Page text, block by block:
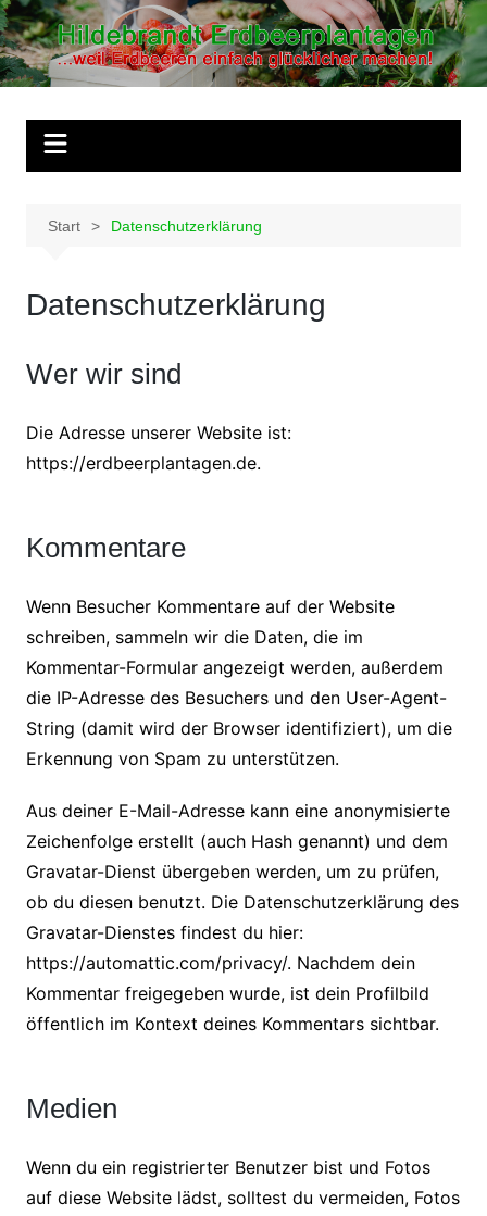
Zum
Inhalt
springen
Start Datenschutzerklärung
Datenschutzerklärung
Wer wir sind
Die Adresse unserer Website ist:
https://erdbeerplantagen.de.
Kommentare
Wenn Besucher Kommentare auf der Website
schreiben, sammeln wir die Daten, die im
Kommentar-Formular angezeigt werden, außerdem
die IP-Adresse des Besuchers und den User-Agent-
String (damit wird der Browser identifiziert), um die
Erkennung von Spam zu unterstützen.
Aus deiner E-Mail-Adresse kann eine anonymisierte
Zeichenfolge erstellt (auch Hash genannt) und dem
Gravatar-Dienst übergeben werden, um zu prüfen,
ob du diesen benutzt. Die Datenschutzerklärung des
Gravatar-Dienstes findest du hier:
https://automattic.com/privacy/. Nachdem dein
Kommentar freigegeben wurde, ist dein Profilbild
öffentlich im Kontext deines Kommentars sichtbar.
Medien
Wenn du ein registrierter Benutzer bist und Fotos
auf diese Website lädst, solltest du vermeiden, Fotos